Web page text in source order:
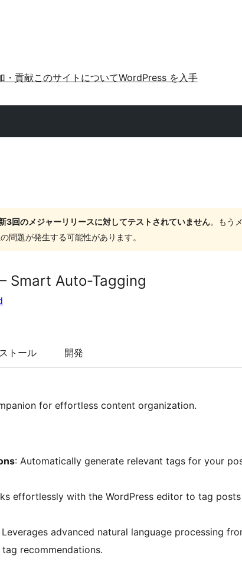
・貢献このサイトについてWordPress を入手
3回のメジャーリリースに対してテストされていません。もう
問題が発生する可能性があります。
Smart Auto-Tagging
トール 開発
for effortless content organization.
: Automatically generate relevant tags for your
effortlessly with the WordPress editor to tag
Leverages advanced natural language processing
recommendations.